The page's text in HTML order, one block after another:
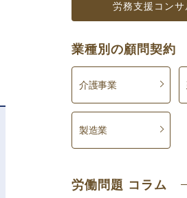
労務支援 コン
業種別の顧問契約
介護事業
製造業
労働問題 コラム